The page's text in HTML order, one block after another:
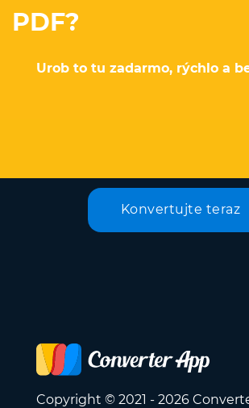
PDF?
Urob to tu zadarmo, rýchlo a
Konvertujte teraz
Copyright © 2021 - 2026